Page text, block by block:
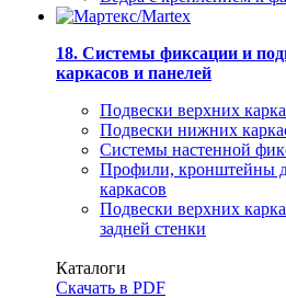
18. Системы фиксации и
каркасов и панелей
Подвески верхних
Подвески нижних
Системы настенной
Профили, кронштейны
каркасов
Подвески верхних
задней стенки
Каталоги
Скачать в PDF